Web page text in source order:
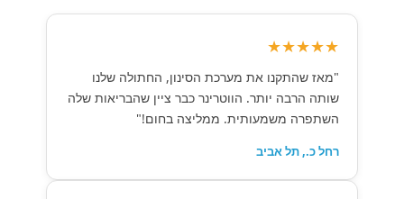
★★★★★
"מאז שהתקנו את מערכת הסינון, החתולה שלנו
שותה הרבה יותר. הווטרינר כבר ציין שהבריאות שלה
השתפרה משמעותית. ממליצה בחום!"
רחל כ., תל אביב